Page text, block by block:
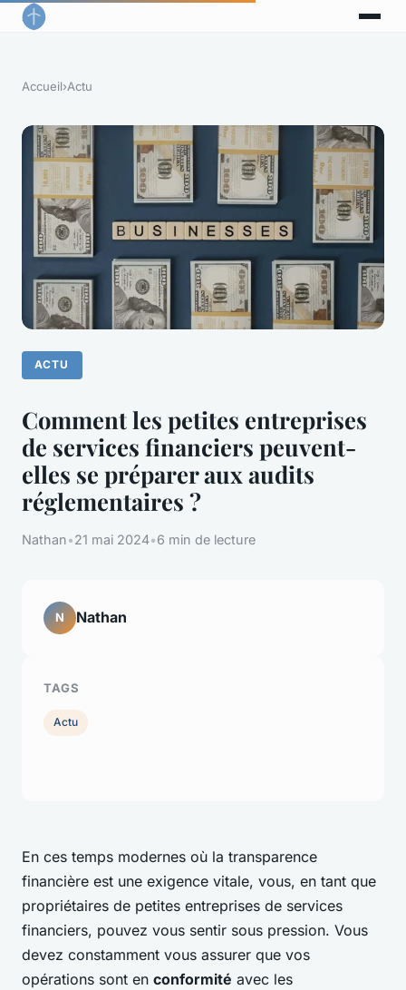
Accueil›Actu
ACTU
Comment les petites entreprises
de services financiers peuvent-
elles se préparer aux audits
réglementaires ?
Nathan•21 mai 2024•6 min de lecture
En ces temps modernes où la transparence
financière est une exigence vitale, vous, en tant que
propriétaires de petites entreprises de services
financiers, pouvez vous sentir sous pression. Vous
devez constamment vous assurer que vos
opérations sont en conformité avec les
N Nathan
TAGS
Actu